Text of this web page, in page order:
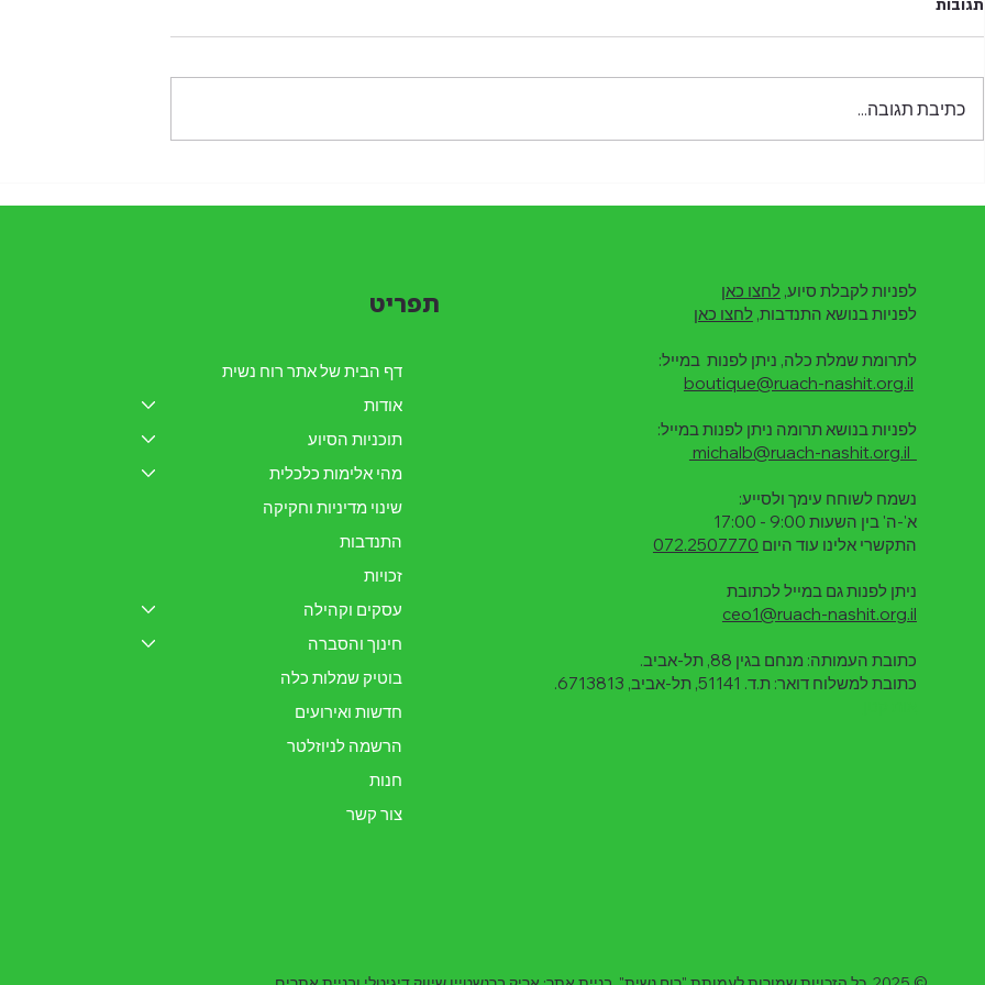
לשנת 2026
Report
"רוח נשית"
תגובות
כתיבת תגובה...
תפריט
דף הבית של אתר רוח נשית
אודות
תוכניות הסיוע
מהי אלימות כלכלית
שינוי מדיניות וחקיקה
התנדבות
זכויות
עסקים וקהילה
חינוך והסברה
בוטיק שמלות כלה
חדשות ואירועים
הרשמה לניוזלטר
חנות
צור קשר
לפניות לקבלת סיוע,לחצו כאן
לפניות בנושא התנדבות,לחצו כאן
לתרומת שמלת כלה, ניתן לפנות במייל:
boutique@ruach-nashit.org.il
לפניות בנושא תרומה ניתן לפנות במייל:
נשמח לשוחח עימך ולסייע:
א'-ה' בין השעות 9:00 - 17:00
התקשרי אלינו עוד היום 072.2507770
ניתן לפנות גם במייל לכתובת
ceo1@ruach-nashit.org.il
כתובת העמותה: מנחם בגין 88, תל-אביב.
כתובת למשלוח דואר: ת.ד. 51141, תל-אביב, 6713813.